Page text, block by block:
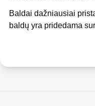
Baldai dažniausiai
baldų yra pridedama